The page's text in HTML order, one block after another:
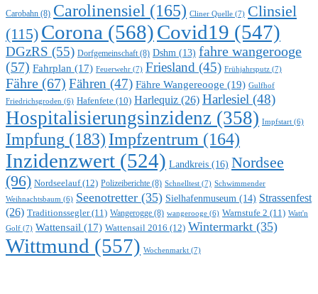
Carobahn (8) Carolinensiel (165) Cliner Quelle (7) Clinsiel
(115) Corona (568)Covid19 (547)
DGzRS (55) Dorfgemeinschaft(8) Dshm (13) fahre wangerooge
(57) Fahrplan (17) Feuerwehr (7) Friesland (45) Frühjahrsputz (7)
Fähre (67) Fähren (47) Fähre Wangereooge (19) Gulfhof
Friedrichsgroden (6) Hafenfete (10) Harlequiz (26) Harlesiel (48)
Hospitalisierungsinzidenz (358) Impfstart (6)
Impfung (183) Impfzentrum (164)
Inzidenzwert (524) Landkreis (16) Nordsee
(96) Nordseelauf(12) Polizeiberichte (8) Schnelltest (7) Schwimmender
Weihnachtsbaum (6) Seenotretter (35) Sielhafenmuseum (14) Strassenfest
(26) Traditionssegler(11) Wangerogge (8) wangerooge (6) Warnstufe 2 (11) Watt'n
Golf (7) Wattensail (17) Wattensail 2016 (12) Wintermarkt (35)
Wittmund (557) Wochenmarkt (7)